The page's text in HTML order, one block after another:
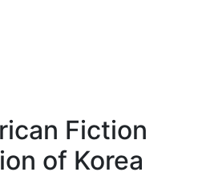
Fiction
ofKorea